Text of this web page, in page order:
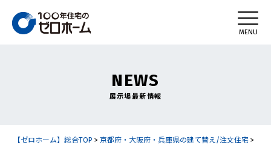
NEWS
展示場最新情報
【ゼロホーム】総合TOP >京都府・大阪府・兵庫県の建て替え/注文住宅 >